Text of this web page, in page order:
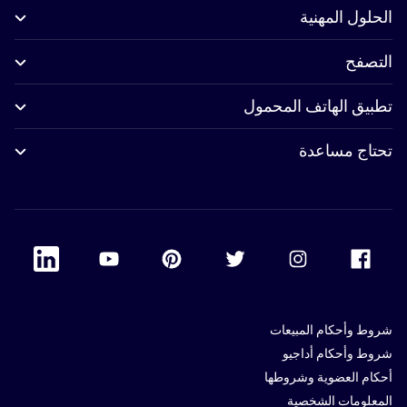
الحلول المهنية
التصفح
تطبيق الهاتف المحمول
تحتاج مساعدة
Accor Facebook
Accor Twitter
Accor Pinterest
Accor Youtube
Linkedin
شروط وأحكام المبيعات
شروط وأحكام أداجيو
أحكام العضوية وشروطها
المعلومات الشخصية